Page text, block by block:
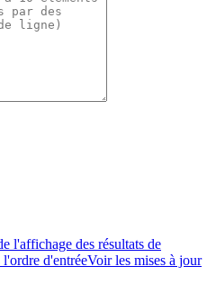
l'affichage des résultats de
l'ordre d'entréeVoir les mises à jour